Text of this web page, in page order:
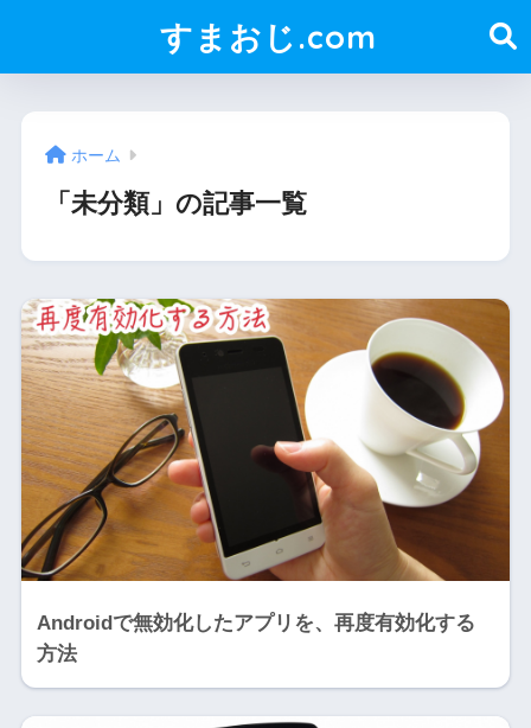
すまおじ.com
ホーム
「未分類」の記事一覧
Androidで無効化したアプリを、再度有効化する
方法